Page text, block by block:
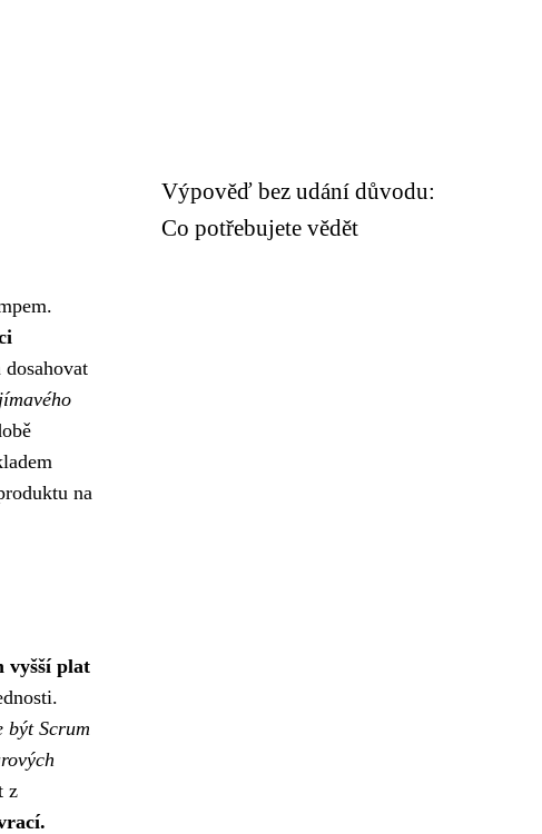
na
vyšší plat
být Scrum
z
Výpověď bez udání důvodu:
Co potřebujete vědět